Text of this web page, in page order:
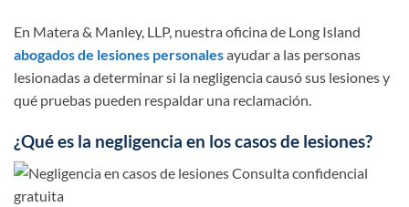
En Matera & Manley, LLP, nuestra oficina de Long Island
abogados de lesiones personalesayudar a las personas
lesionadas a determinar si la negligencia causó sus lesiones y
qué pruebas pueden respaldar una reclamación.
¿Qué es la negligencia en los casos de lesiones?